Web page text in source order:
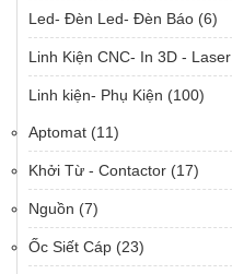
Led- Đèn Led- Đèn Báo (6)
Linh Kiện CNC- In 3D - Laser
Linh kiện- Phụ Kiện (100)
Aptomat (11)
Khởi Từ - Contactor (17)
Nguồn (7)
Ốc Siết Cáp (23)